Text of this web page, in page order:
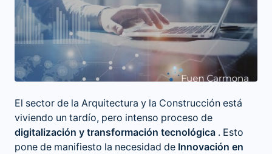
El sector de la Arquitectura y la Construcción está
viviendo un tardío, pero intenso proceso de
digitalización y transformación tecnológica . Esto
pone de manifiesto la necesidad de Innovación en